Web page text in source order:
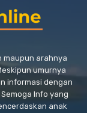
maupun arahnya
umurnya
informasi dengan
Info yang
anak